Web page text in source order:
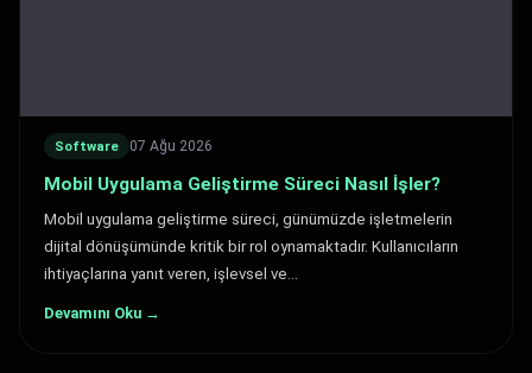
Software 07 Ağu 2026
Mobil Uygulama Geliştirme Süreci Nasıl İşler?
Mobil uygulama geliştirme süreci, günümüzde işletmelerin
dijital dönüşümünde kritik bir rol oynamaktadır. Kullanıcıların
ihtiyaçlarına yanıt veren, işlevsel ve…
Devamını Oku →